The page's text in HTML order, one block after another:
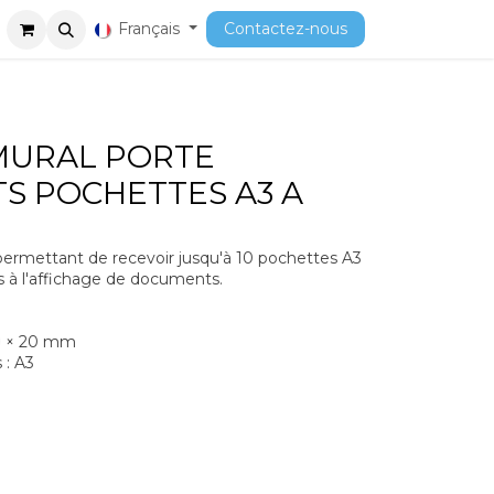
Cours Français Contactez-nous
PORTE
POCHETTES A3 A
de recevoir jusqu'à 10 pochettes A3
à l'affichage de documents.
× 20 mm
A3